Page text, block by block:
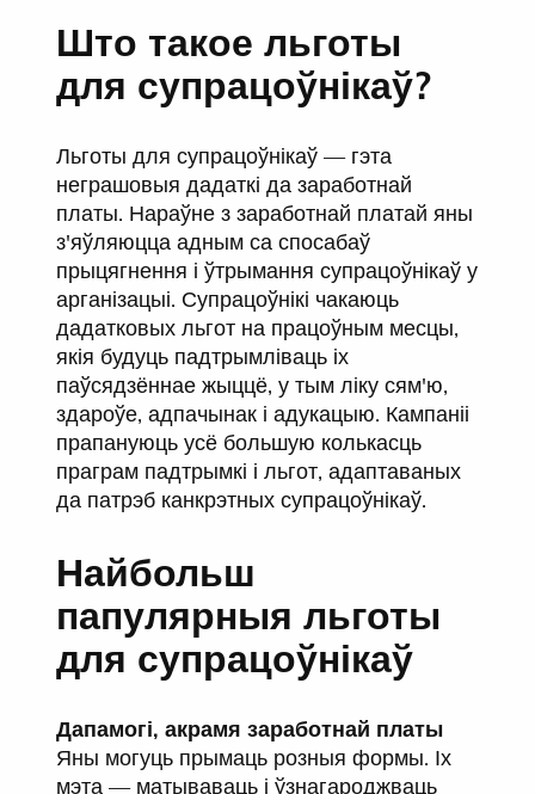
Што такое льготы
для супрацоўнікаў?
Льготы для супрацоўнікаў — гэта
неграшовыя дадаткі да заработнай
платы. Нараўне з заработнай платай яны
з'яўляюцца адным са спосабаў
прыцягнення і ўтрымання супрацоўнікаў у
арганізацыі. Супрацоўнікі чакаюць
дадатковых льгот на працоўным месцы,
якія будуць падтрымліваць іх
паўсядзённае жыццё, у тым ліку сям'ю,
здароўе, адпачынак і адукацыю. Кампаніі
прапануюць усё большую колькасць
праграм падтрымкі і льгот, адаптаваных
да патрэб канкрэтных супрацоўнікаў.
Найбольш
папулярныя льготы
для супрацоўнікаў
Дапамогі, акрамя заработнай платы
Яны могуць прымаць розныя формы. Іх
мэта — матываваць і ўзнагароджваць